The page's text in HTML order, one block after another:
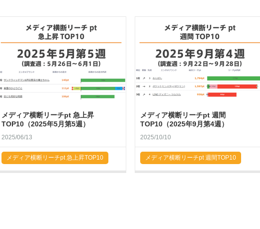
メディア横断リーチpt 急上昇
TOP10（2025年5月第5週）
2025/06/13
メディア横断リーチpt 急上昇TOP10
メディア横断リーチpt 週間
TOP10（2025年9月第4週）
2025/10/10
メディア横断リーチpt 週間TOP10